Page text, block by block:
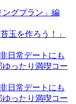
ングプラン」編
玉を作ろう！」
日常デートにも
ったり満喫コー
日常デートにも
ったり満喫コー